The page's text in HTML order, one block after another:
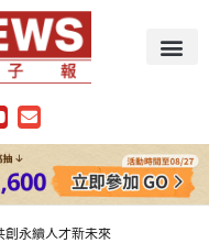
創永續人才新未來